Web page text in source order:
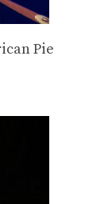
Pie